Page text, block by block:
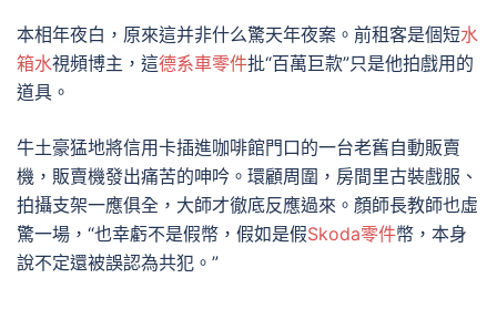
本相年夜白，原來這并非什么驚天年夜案。前租客是個短水
箱水視頻博主，這德系車零件批“百萬巨款”只是他拍戲用的
道具。
牛土豪猛地將信用卡插進咖啡館門口的一台老舊自動販賣
機，販賣機發出痛苦的呻吟。環顧周圍，房間里古裝戲服、
拍攝支架一應俱全，大師才徹底反應過來。顏師長教師也虛
驚一場，“也幸虧不是假幣，假如是假Skoda零件幣，本身
說不定還被誤認為共犯。”